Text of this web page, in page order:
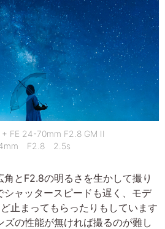
FE 24-70mm F2.8 GM II
F2.8 2.5s
とF2.8の明るさを生かして撮り
シャッタースピードも遅く、モデ
止まってもらったりもしています
の性能が無ければ撮るのが難し